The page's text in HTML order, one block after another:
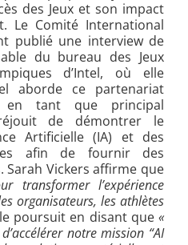
des Jeux et son impact
Le Comité International
publié une interview de
du bureau des Jeux
d’Intel, où elle
aborde ce partenariat
en tant que principal
de démontrer le
Artificielle (IA) et des
afin de fournir des
Sarah Vickers affirme que
transformer l’expérience
organisateurs, les athlètes
poursuit en disant que«
notre mission “AI